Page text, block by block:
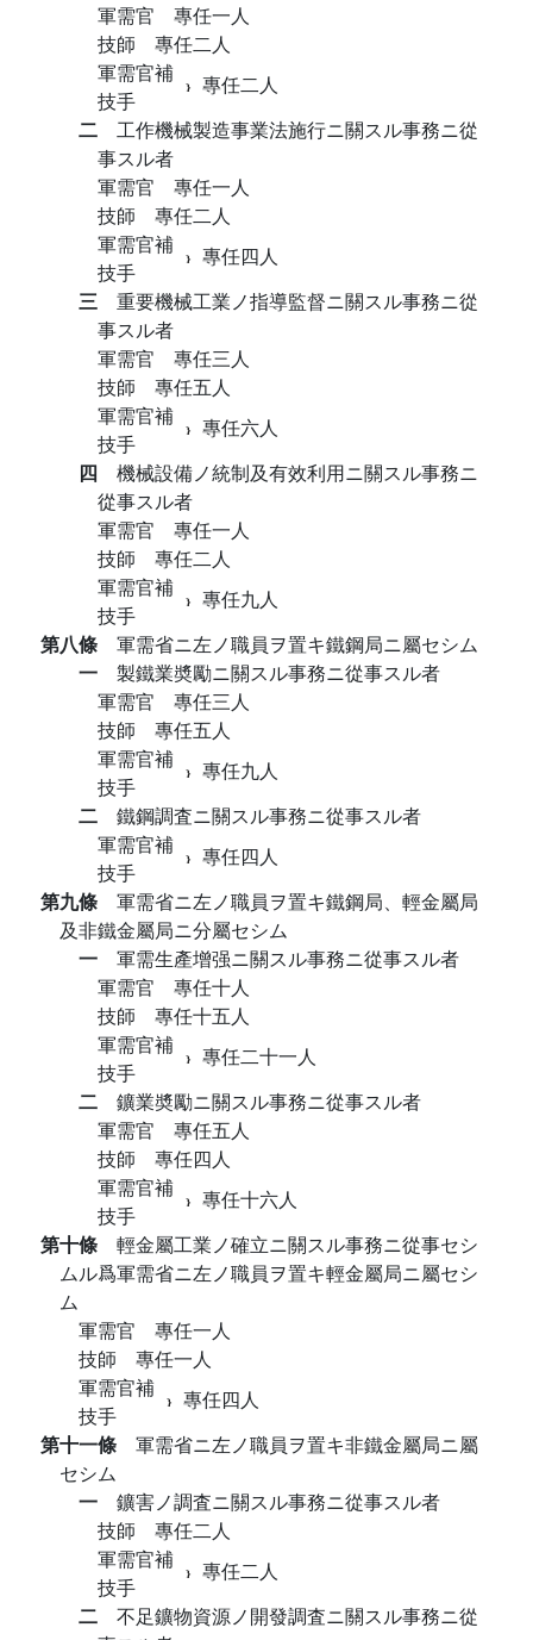
軍需官 專任一人
技師 專任二人
軍需官補
技手
專任二人
二 工作機械製造事業法施行ニ關スル事務ニ從
事スル者
軍需官 專任一人
技師 專任二人
軍需官補
技手
專任四人
三 重要機械工業ノ指導監督ニ關スル事務ニ從
事スル者
軍需官 專任三人
技師 專任五人
軍需官補
技手
專任六人
四 機械設備ノ統制及有效利用ニ關スル事務ニ
從事スル者
軍需官 專任一人
技師 專任二人
軍需官補
技手
專任九人
第八條 軍需省ニ左ノ職員ヲ置キ鐵鋼局ニ屬セシム
一 製鐵業奬勵ニ關スル事務ニ從事スル者
軍需官 專任三人
技師 專任五人
軍需官補
技手
專任九人
二 鐵鋼調査ニ關スル事務ニ從事スル者
軍需官補
技手
專任四人
第九條 軍需省ニ左ノ職員ヲ置キ鐵鋼局、輕金屬局
及非鐵金屬局ニ分屬セシム
一 軍需生產增强ニ關スル事務ニ從事スル者
軍需官 專任十人
技師 專任十五人
軍需官補
技手
專任二十一人
二 鑛業奬勵ニ關スル事務ニ從事スル者
軍需官 專任五人
技師 專任四人
軍需官補
技手
專任十六人
第十條 輕金屬工業ノ確立ニ關スル事務ニ從事セシ
ムル爲軍需省ニ左ノ職員ヲ置キ輕金屬局ニ屬セシ
ム
軍需官 專任一人
技師 專任一人
軍需官補
技手
專任四人
第十一條 軍需省ニ左ノ職員ヲ置キ非鐵金屬局ニ屬
セシム
一 鑛害ノ調査ニ關スル事務ニ從事スル者
技師 專任二人
軍需官補
技手
專任二人
二 不足鑛物資源ノ開發調査ニ關スル事務ニ從